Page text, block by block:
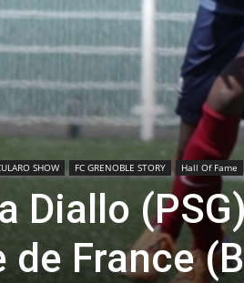
SHOW FC GRENOBLE STORY Hall Of Fame
Diallo
de France